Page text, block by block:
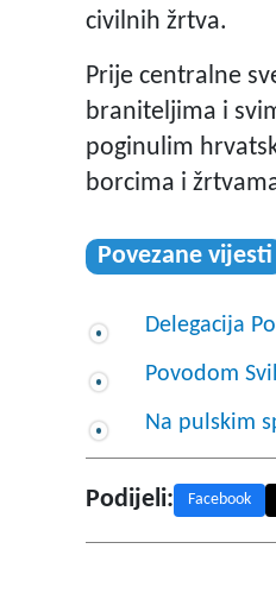
civilnih žrtva.
Prije centralne
braniteljima i
poginulim
borcima i
Povezane vijesti
Delegacija
Povodom
Na pulskim
Podijeli: Facebook